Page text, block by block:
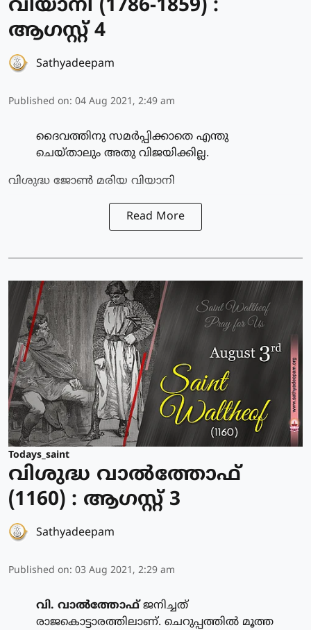
വിയാനി (1786-1859) :
ആഗസ്റ്റ് 4
Sathyadeepam
Published on: 04 Aug 2021, 2:49 am
ദൈവത്തിനു സമര്‍പ്പിക്കാതെ എന്തു
ചെയ്താലും അതു വിജയിക്കില്ല.
വിശുദ്ധ ജോണ്‍ മരിയ വിയാനി
Read More
Todays_saint
വിശുദ്ധ വാല്‍ത്തോഫ്
(1160) : ആഗസ്റ്റ് 3
Sathyadeepam
Published on: 03 Aug 2021, 2:29 am
വി. വാല്‍ത്തോഫ്ജനിച്ചത്
രാജകൊട്ടാരത്തിലാണ്. ചെറുപ്പത്തില്‍ മൂത്ത